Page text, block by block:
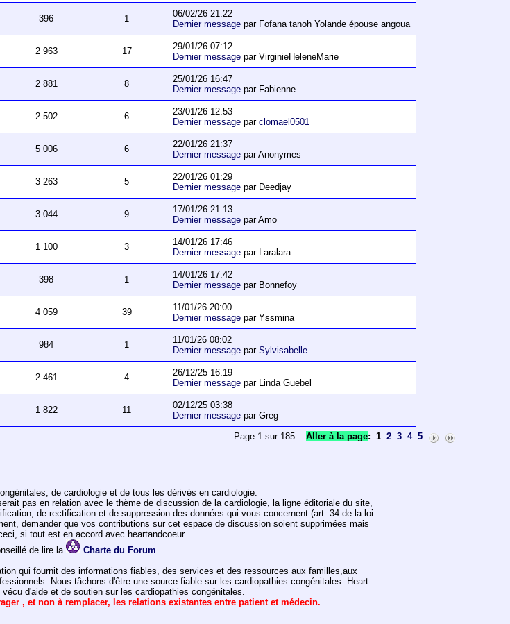
396 1
06/02/26 21:22
Dernier message par Fofana tanoh Yolande épouse angoua
2 963 17
29/01/26 07:12
Dernier message par VirginieHeleneMarie
2 881 8
25/01/26 16:47
Dernier message par Fabienne
2 502 6
23/01/26 12:53
Dernier message parclomael0501
5 006 6
22/01/26 21:37
Dernier message par Anonymes
3 263 5
22/01/26 01:29
Dernier message par Deedjay
3 044 9
17/01/26 21:13
Dernier message par Amo
1 100 3
14/01/26 17:46
Dernier message par Laralara
398 1
14/01/26 17:42
Dernier message par Bonnefoy
4 059 39
11/01/26 20:00
Dernier message par Yssmina
984 1
11/01/26 08:02
Dernier message parSylvisabelle
2 461 4
26/12/25 16:19
Dernier message par Linda Guebel
1 822 11
02/12/25 03:38
Dernier message par Greg
Page 1 sur 185 Aller à la page: 1 2 3 4 5
de cardiologie et de tous les dérivés en cardiologie.
pas en relation avec le thème de discussion de la cardiologie, la ligne éditoriale du site,
de rectification et de suppression des données qui vous concernent (art. 34 de la loi
demander que vos contributions sur cet espace de discussion soient supprimées mais
si tout est en accord avec heartandcoeur.
de lire la
Charte du Forum.
qui fournit des informations fiables, des services et des ressources aux familles,aux
Nous tâchons d'être une source fiable sur les cardiopathies congénitales. Heart
d'aide et de soutien sur les cardiopathies congénitales.
, et non à remplacer, les relations existantes entre patient et médecin.